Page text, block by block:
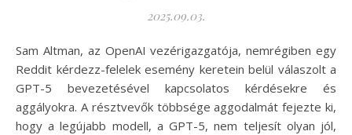
2025.09.03.
Sam Altman, az OpenAI vezérigazgatója, nemrégiben egy
Reddit kérdezz-felelek esemény keretein belül válaszolt a
GPT-5 bevezetésével kapcsolatos kérdésekre és
aggályokra. A résztvevők többsége aggodalmát fejezte ki,
hogy a legújabb modell, a GPT-5, nem teljesít olyan jól,